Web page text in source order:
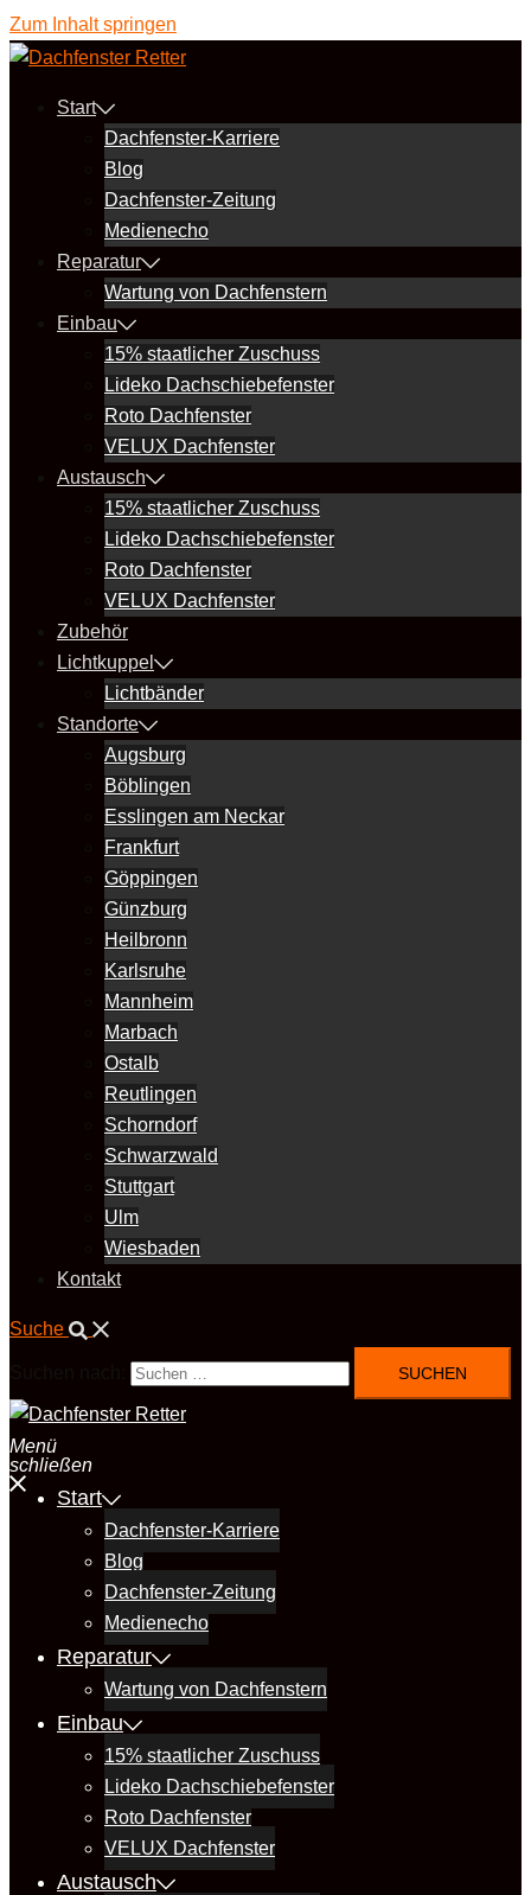
Zum Inhalt springen
Start
Dachfenster-Karriere
Blog
Dachfenster-Zeitung
Medienecho
Reparatur
Wartung von Dachfenstern
Einbau
15% staatlicher Zuschuss
Lideko Dachschiebefenster
Roto Dachfenster
VELUX Dachfenster
Austausch
15% staatlicher Zuschuss
Lideko Dachschiebefenster
Roto Dachfenster
VELUX Dachfenster
Zubehör
Lichtkuppel
Lichtbänder
Standorte
Augsburg
Böblingen
Esslingen am Neckar
Frankfurt
Göppingen
Günzburg
Heilbronn
Karlsruhe
Mannheim
Marbach
Ostalb
Reutlingen
Schorndorf
Schwarzwald
Stuttgart
Ulm
Wiesbaden
Kontakt
Suche
Menü
schließen
Start
Dachfenster-Karriere
Blog
Dachfenster-Zeitung
Medienecho
Reparatur
Wartung von Dachfenstern
Einbau
15% staatlicher Zuschuss
Lideko Dachschiebefenster
Roto Dachfenster
VELUX Dachfenster
Austausch